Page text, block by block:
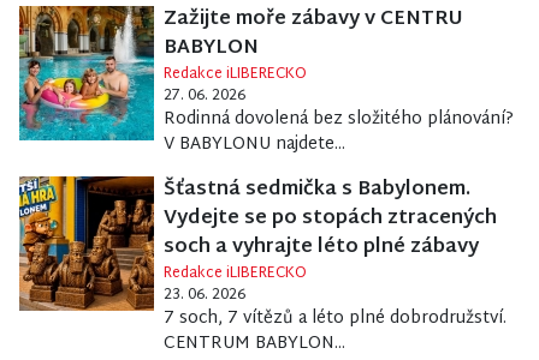
Zažijte moře zábavy v CENTRU
BABYLON
Redakce iLIBERECKO
27. 06. 2026
Rodinná dovolená bez složitého plánování?
V BABYLONU najdete...
Šťastná sedmička s Babylonem.
Vydejte se po stopách ztracených
soch a vyhrajte léto plné zábavy
Redakce iLIBERECKO
23. 06. 2026
7 soch, 7 vítězů a léto plné dobrodružství.
CENTRUM BABYLON...